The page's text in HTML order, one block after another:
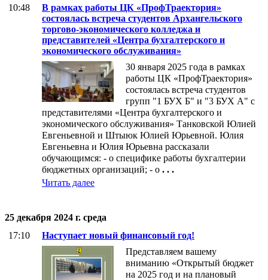
10:48
В рамках работы ЦК «ПрофТраектория»
состоялась встреча студентов Архангельского
торгово-экономического колледжа и
представителей «Центра бухгалтерского и
экономического обслуживания»
30 января 2025 года в рамках
работы ЦК «ПрофТраектория»
состоялась встреча студентов
групп "1 БУХ Б" и "3 БУХ А" с
представителями «Центра бухгалтерского и
экономического обслуживания» Танковской Юлией
Евгеньевной и Штыюк Юлией Юрьевной. Юлия
Евгеньевна и Юлия Юрьевна рассказали
обучающимся: - о специфике работы бухгалтерии
бюджетных организаций; - о . . .
Читать далее
25 декабря 2024 г. среда
17:10
Наступает новый финансовый год!
Представляем вашему
вниманию «Открытый бюджет
на 2025 год и на плановый